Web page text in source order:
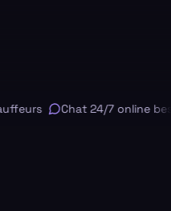
Chat 24/7 online